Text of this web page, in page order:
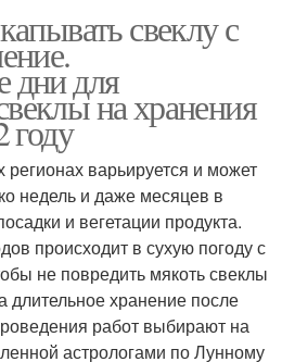
свеклу с
дни для
на хранения
году
варьируется и может
недель и даже месяцев в
и вегетации продукта.
происходит в сухую погоду с
не повредить мякоть свеклы
длительное хранение после
работ выбирают на
астрологами по Лунному